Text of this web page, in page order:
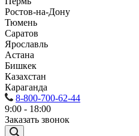
Ростов-на-Дону
Тюмень
Саратов
Ярославль
Астана
Бишкек
Казахстан
Караганда
8-800-700-62-44
9:00 - 18:00
Заказать звонок